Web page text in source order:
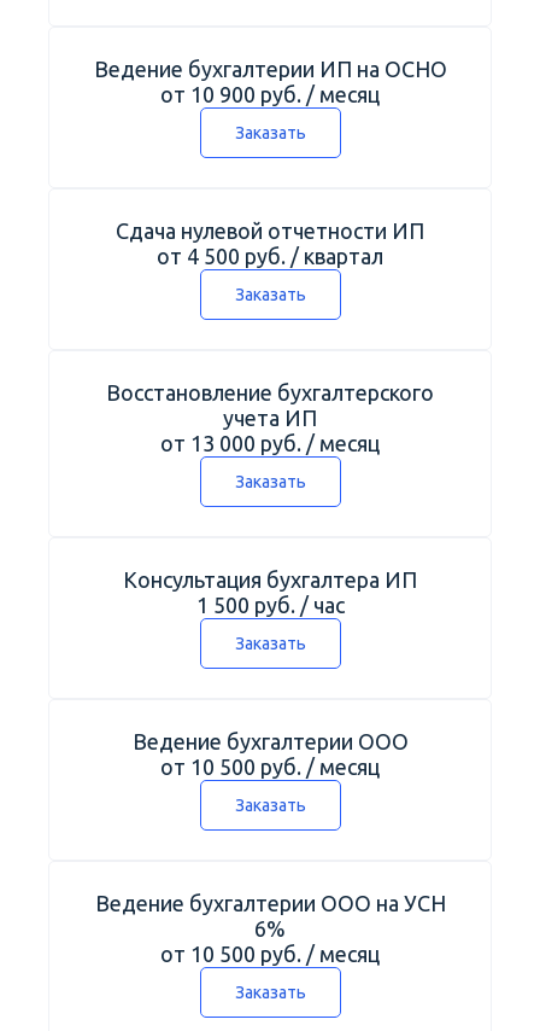
Ведение бухгалтерии ИП на ОСНО
от 10 900 руб. / месяц
Заказать
Сдача нулевой отчетности ИП
от 4 500 руб. / квартал
Заказать
Восстановление бухгалтерского
учета ИП
от 13 000 руб. / месяц
Заказать
Консультация бухгалтера ИП
1 500 руб. / час
Заказать
Ведение бухгалтерии ООО
от 10 500 руб. / месяц
Заказать
Ведение бухгалтерии ООО на УСН
6%
от 10 500 руб. / месяц
Заказать